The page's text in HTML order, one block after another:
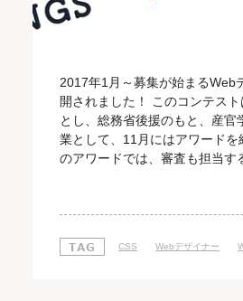
2017年1月～募集が始まるWeb
開されました！ このコンテス
とし、総務省後援のもと、産
業として、11月にはアワード
のアワードでは、審査も担当
がり 今回公開された「たてよ
とで、"新感覚"のWebサイトに
CSS Webデザイナー